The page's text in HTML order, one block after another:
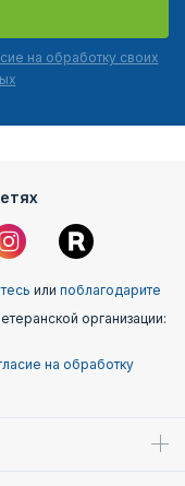
на обработку своих
или поблагодарите
организации:
на обработку